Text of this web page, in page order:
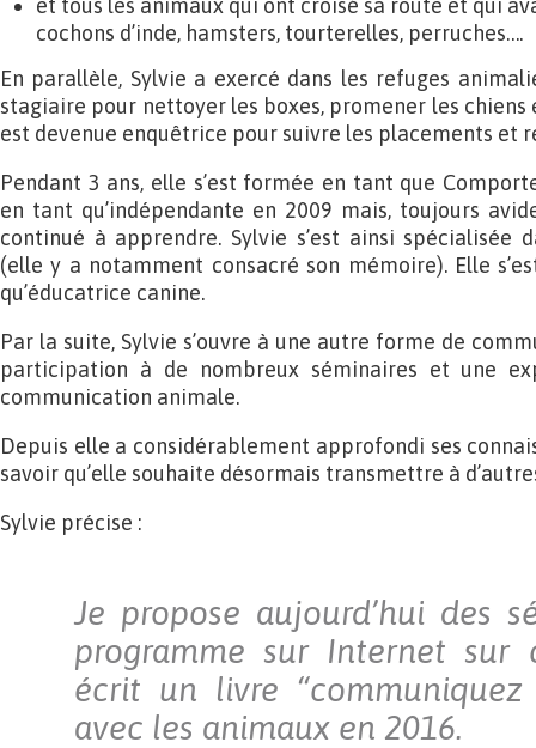
et tous les animaux qui ont croisé sa route et qui
cochons d’inde, hamsters, tourterelles, perruches….
En parallèle, Sylvie a exercé dans les refuges
stagiaire pour nettoyer les boxes, promener les chiens
est devenue enquêtrice pour suivre les placements et
Pendant 3 ans, elle s’est formée en tant que
en tant qu’indépendante en 2009 mais, toujours
continué à apprendre. Sylvie s’est ainsi spécialisée
(elle y a notamment consacré son mémoire). Elle
qu’éducatrice canine.
Par la suite, Sylvie s’ouvre à une autre forme de
participation à de nombreux séminaires et une
communication animale.
Depuis elle a considérablement approfondi ses
savoir qu’elle souhaite désormais transmettre à
Sylvie précise :
Je propose aujourd’hui des
programme sur Internet sur
écrit un livre “communiquez
avec les animaux en 2016.